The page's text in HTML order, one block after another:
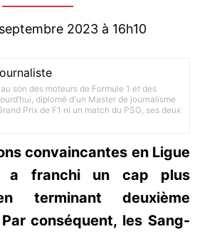
2023 à 16h10
son des moteurs de Formule 1 et des
diplomé d'un Master de journalisme
Prix de F1 ni un match du PSG, ses deux
convaincantes en Ligue
a franchi un cap plus
terminant deuxième
conséquent, les Sang-